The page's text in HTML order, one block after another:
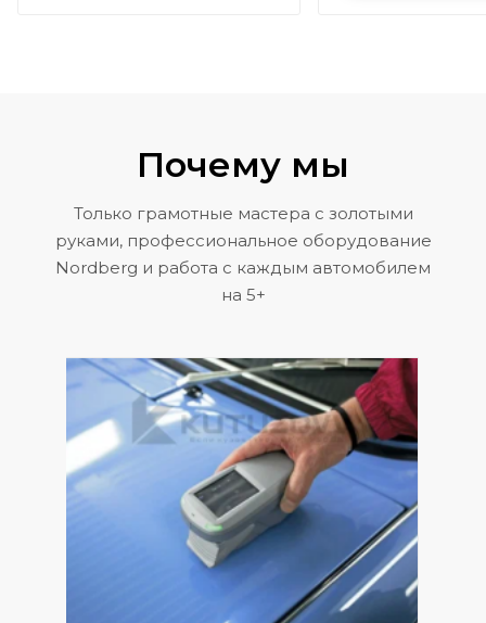
Почему мы
Только грамотные мастера с золотыми
руками, профессиональное оборудование
Nordberg и работа с каждым автомобилем
на 5+